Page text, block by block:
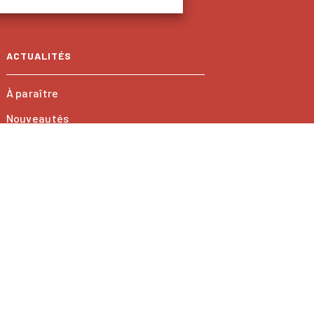
ACTUALITÉS
À paraître
Nouveautés